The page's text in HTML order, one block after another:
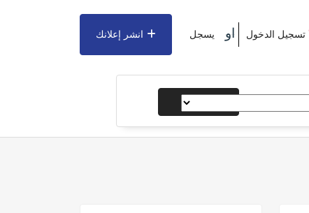
يبحث
تسجيل الدخول او يسجل انشر إعلانك